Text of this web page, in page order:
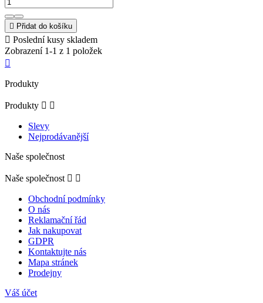
 Přidat do košíku
 Poslední kusy skladem
Zobrazení 1-1 z 1 položek

Produkty
Produkty  
Slevy
Nejprodávanější
Naše společnost
Naše společnost  
Obchodní podmínky
O nás
Reklamační řád
Jak nakupovat
GDPR
Kontaktujte nás
Mapa stránek
Prodejny
Váš účet